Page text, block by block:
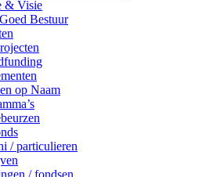
& Visie
Bestuur
op Naam
/ particulieren
/ fondsen